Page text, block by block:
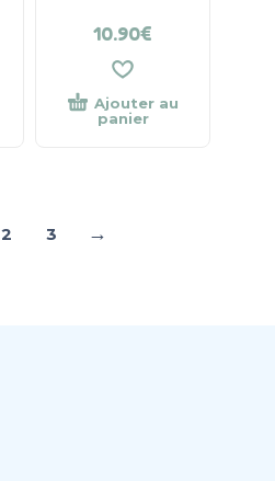
10.90€
Ajouter au
panier
2 3 →